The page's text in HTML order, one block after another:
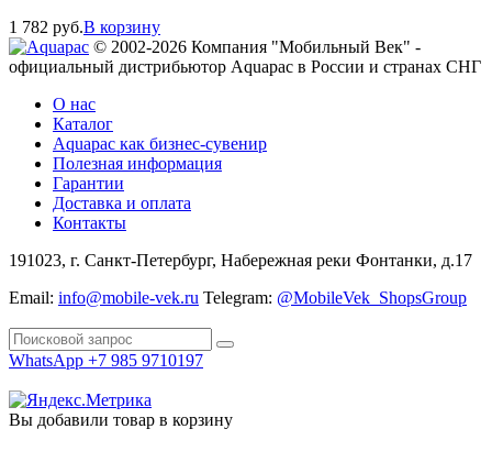
1 782 руб.В корзину
© 2002-2026 Компания "Мобильный Век" -
официальный дистрибьютор Aquapac в России и странах СНГ
О нас
Каталог
Aquapac как бизнес-сувенир
Полезная информация
Гарантии
Доставка и оплата
Контакты
191023, г. Санкт-Петербург, Набережная реки Фонтанки, д.17
Email: info@mobile-vek.ru Telegram: @MobileVek_ShopsGroup
WhatsApp +7 985 9710197
Вы добавили товар в корзину